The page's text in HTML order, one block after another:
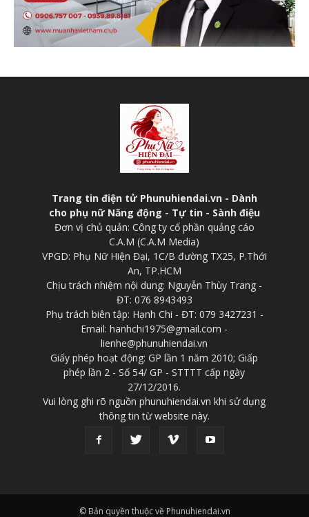
Trang tin điện tử Phunuhiendai.vn - Dành
cho phụ nữ Năng động - Tự tin - Sành điệu
Đơn vị chủ quản: Công ty cổ phần quảng cáo
C.A.M (C.A.M Media)
VPGD: Phụ Nữ Hiện Đại, 1C/B đường TX25, P.Thới
An, TP.HCM
Chịu trách nhiệm nội dung: Nguyễn Thùy Trang -
ĐT: 076 8943493
Phụ trách biên tập: Hạnh Chi - ĐT: 079 3427231 -
Email: hanhchi1975@gmail.com -
lienhe@phunuhiendai.vn
Giấy phép hoạt động: GP lần 1 năm 2010; Giấp
phép lần 2 - Số 54/ GP - STTTT cấp ngày
27/12/2016.
Vui lòng ghi rõ nguồn phunuhiendai.vn khi sử dụng
thông tin từ website này.
© Bản quyền thuộc về Phunuhiendai.vn